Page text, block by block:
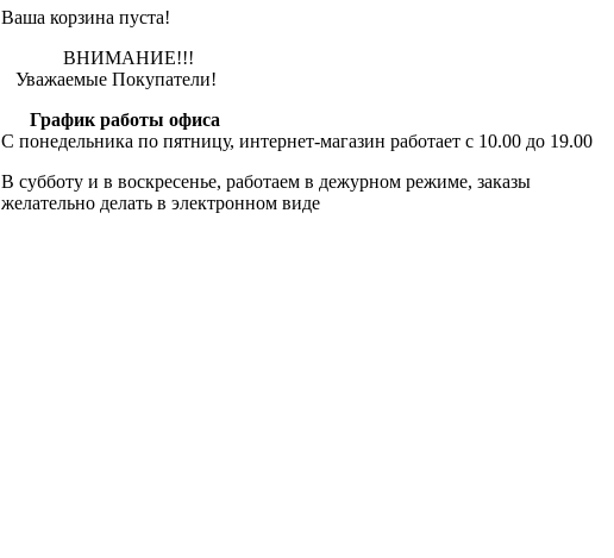
Ваша корзина пуста!
ВНИМАНИЕ!!!
Уважаемые Покупатели!
График работы офиса
С понедельника по пятницу, интернет-магазин работает с 10.00 до 19.00
В субботу и в воскресенье, работаем в дежурном режиме, заказы
желательно делать в электронном виде